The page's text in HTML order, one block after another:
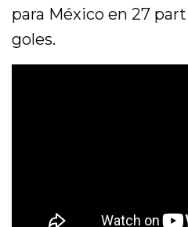
para México en 27
goles.